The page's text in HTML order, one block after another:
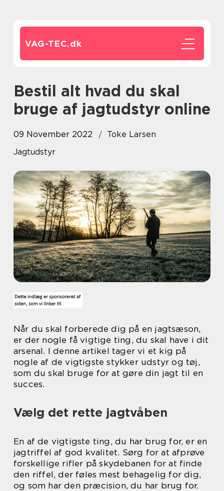
VAG-TEC.dk
Bestil alt hvad du skal
bruge af jagtudstyr online
09 November 2022
Toke Larsen
Jagtudstyr
Når du skal forberede dig på en jagtsæson,
er der nogle få vigtige ting, du skal have i dit
arsenal. I denne artikel tager vi et kig på
nogle af de vigtigste stykker udstyr og tøj,
som du skal bruge for at gøre din jagt til en
succes.
Vælg det rette jagtvåben
En af de vigtigste ting, du har brug for, er en
jagtriffel af god kvalitet. Sørg for at afprøve
forskellige rifler på skydebanen for at finde
den riffel, der føles mest behagelig for dig,
og som har den præcision, du har brug for.